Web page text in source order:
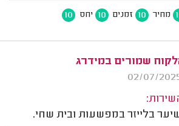
מחיר 10 זמנים 10 יחס 10
שמורים במידרג
בלייזר במפשעות ובית שחי.